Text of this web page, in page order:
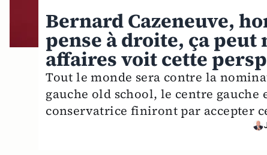
Bernard Cazeneuve,
pense à droite, ça
affaires voit cette
Tout le monde sera contre la
gauche old school, le centre
conservatrice finiront par accepter